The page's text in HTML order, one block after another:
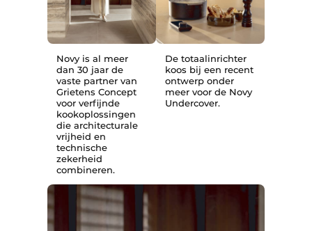
Novy is al meer
dan 30 jaar de
vaste partner van
Grietens Concept
voor verfijnde
kookoplossingen
die architecturale
vrijheid en
technische
zekerheid
combineren.
De totaalinrichter
koos bij een recent
ontwerp onder
meer voor de Novy
Undercover.